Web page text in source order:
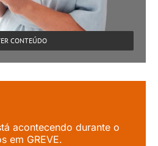
CONTEÚDO
acontecendo durante o
em GREVE.